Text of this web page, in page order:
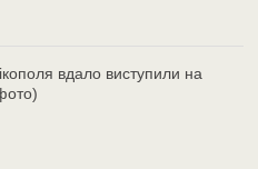
вдало виступили на